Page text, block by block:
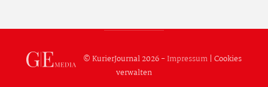
© KurierJournal 2026 -Impressum| Cookies
verwalten